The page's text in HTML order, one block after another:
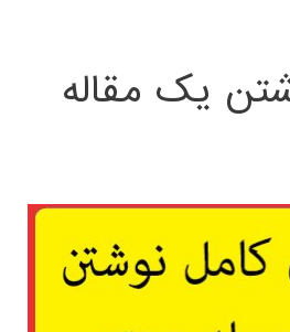
یک مقاله